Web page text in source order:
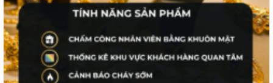
Tenli AI Box cho Tiệm Vàng - Giải pháp Trí Tuệ Nhân
Tạo - Giúp Quản lý - An Toàn
Switch Giga PoE Cudy GS1010P 3.0 6-Port